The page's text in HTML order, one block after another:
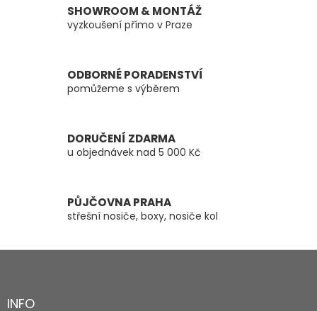
SHOWROOM & MONTÁŽ
vyzkoušení přímo v Praze
ODBORNÉ PORADENSTVÍ
pomůžeme s výběrem
DORUČENÍ ZDARMA
u objednávek nad 5 000 Kč
PŮJČOVNA PRAHA
střešní nosiče, boxy, nosiče kol
Z
aINFO